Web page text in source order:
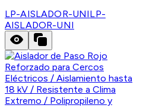
LP-AISLADOR-UNILP-
AISLADOR-UNI